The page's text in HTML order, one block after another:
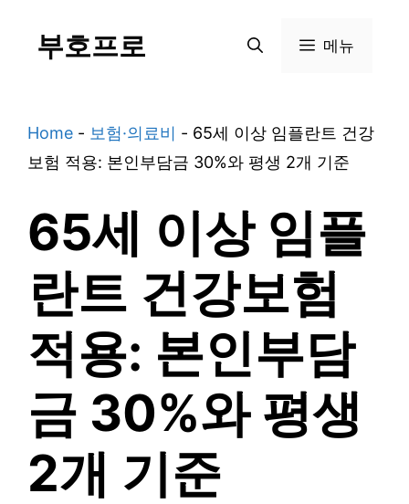
부호프로 메뉴
Home - 보험·의료비 - 65세 이상 임플란트 건강
보험 적용: 본인부담금 30%와 평생 2개 기준
65세 이상 임플
란트 건강보험
적용: 본인부담
금 30%와 평생
2개 기준